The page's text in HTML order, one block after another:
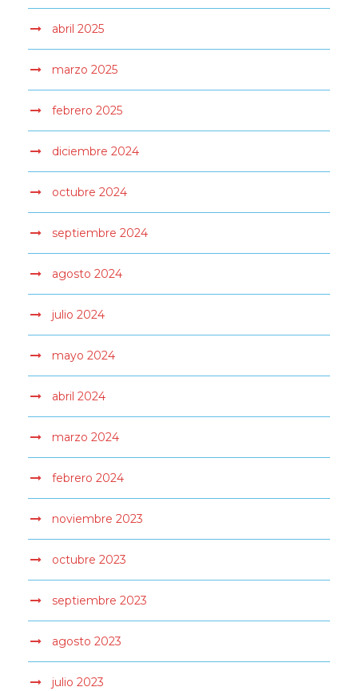
abril 2025
marzo 2025
febrero 2025
diciembre 2024
octubre 2024
septiembre 2024
agosto 2024
julio 2024
mayo 2024
abril 2024
marzo 2024
febrero 2024
noviembre 2023
octubre 2023
septiembre 2023
agosto 2023
julio 2023